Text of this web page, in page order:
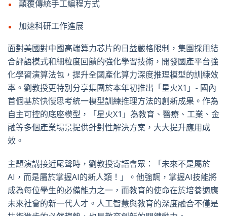
顛覆傳統手工編程方式
加速科研工作進展
面對美國對中國高端算力芯片的日益嚴格限制，集團採用結
合評語模式和細粒度回饋的強化學習技術，開發國產平台強
化學習演算法包，提升全國產化算力深度推理模型的訓練效
率。劉教授更特別分享集團於本年初推出「星火X1」- 國內
首個基於快慢思考統一模型訓練推理方法的創新成果。作為
自主可控的底座模型，「星火X1」為教育、醫療、工業、金
融等多個產業場景提供針對性解決方案，大大提升應用成
效。
主題演講接近尾聲時，劉教授寄語會眾：「未來不是屬於
AI，而是屬於掌握AI的新人類！」。他強調，掌握AI技能將
成為每位學生的必備能力之一，而教育的使命在於培養適應
未來社會的新一代人才。人工智慧與教育的深度融合不僅是